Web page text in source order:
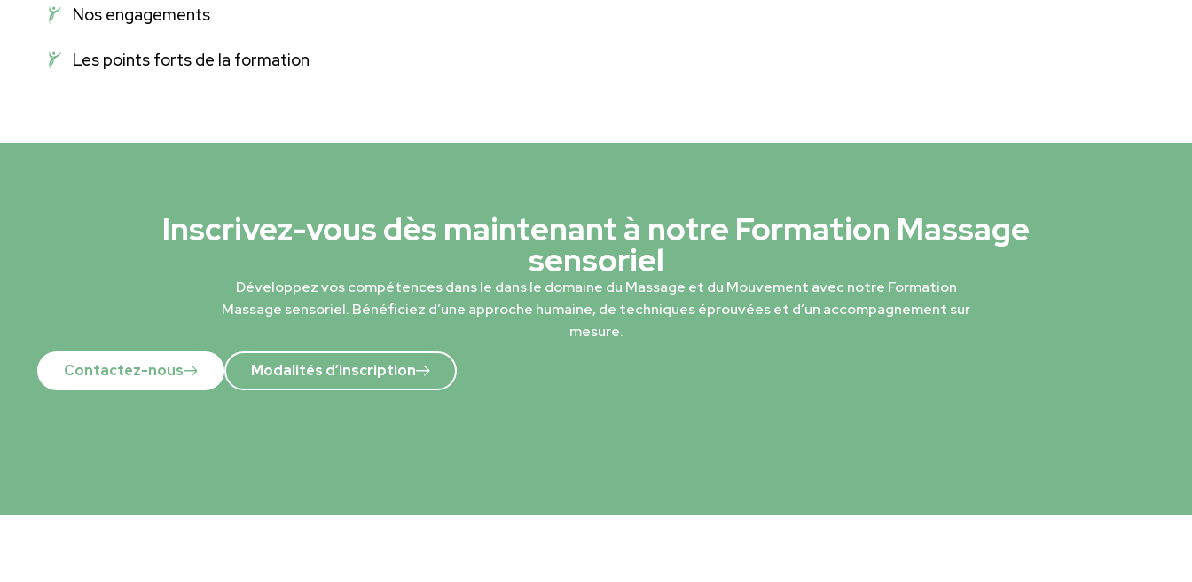
Nos engagements
Les points forts de la formation
Inscrivez-vous dès maintenant à notre Formation Massage
sensoriel
Développez vos compétences dans le dans le domaine du Massage et du Mouvement avec notre Formation
Massage sensoriel. Bénéficiez d’une approche humaine, de techniques éprouvées et d’un accompagnement sur
mesure.
Contactez-nous Modalités d’inscription